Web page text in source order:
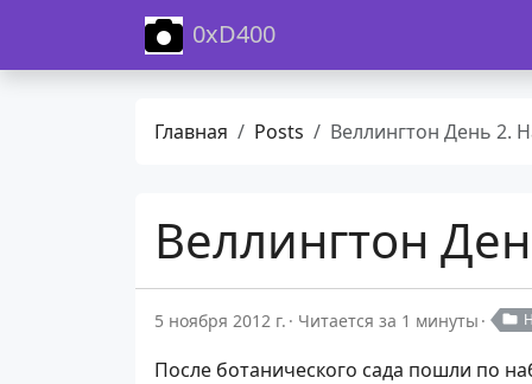
0xD400
Главная Posts Веллингтон День 2.
Веллингтон
5 ноября 2012 г. Читается за 1 минуты
После ботанического сада пошли по